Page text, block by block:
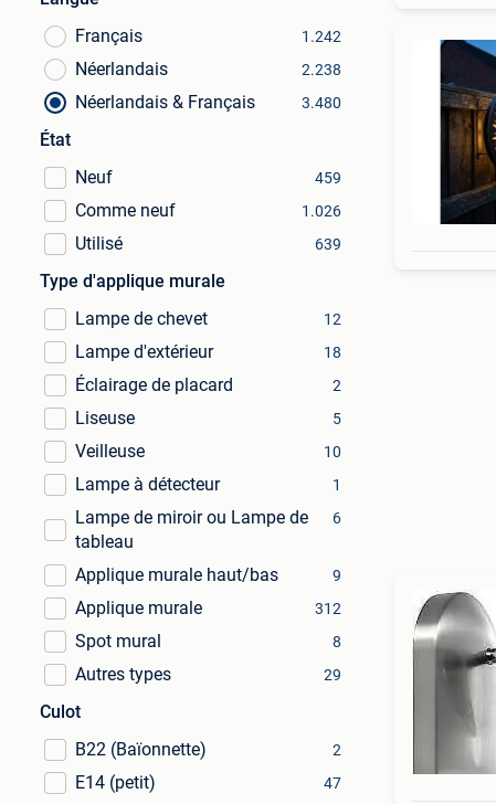
Français
1.242
Néerlandais 2.238
Néerlandais & Français 3.480
État
Neuf
459
Comme neuf 1.026
Utilisé 639
Type d'applique murale
Lampe de chevet
12
Lampe d'extérieur 18
Éclairage de placard 2
Liseuse 5
Veilleuse 10
Lampe à détecteur 1
Lampe de miroir ou Lampe de
tableau
6
Applique murale haut/bas 9
Applique murale 312
Spot mural 8
Autres types 29
Culot
B22 (Baïonnette)
2
E14 (petit) 47